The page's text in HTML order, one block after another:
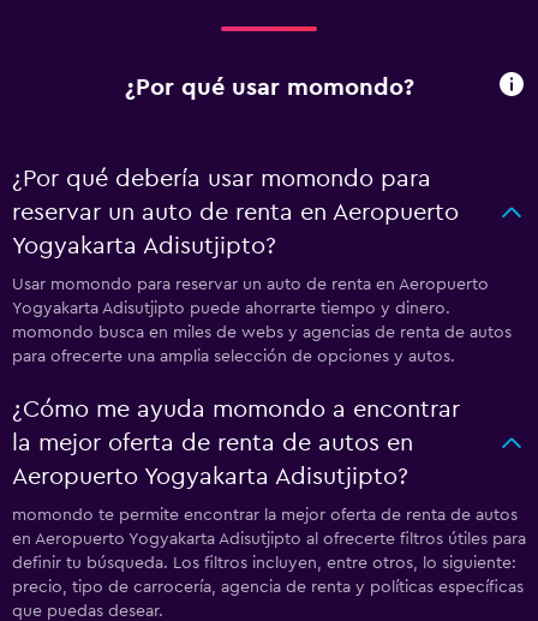
¿Por qué usar momondo?
¿Por qué debería usar momondo para
reservar un auto de renta en Aeropuerto
Yogyakarta Adisutjipto?
Usar momondo para reservar un auto de renta en Aeropuerto
Yogyakarta Adisutjipto puede ahorrarte tiempo y dinero.
momondo busca en miles de webs y agencias de renta de autos
para ofrecerte una amplia selección de opciones y autos.
¿Cómo me ayuda momondo a encontrar
la mejor oferta de renta de autos en
Aeropuerto Yogyakarta Adisutjipto?
momondo te permite encontrar la mejor oferta de renta de autos
en Aeropuerto Yogyakarta Adisutjipto al ofrecerte filtros útiles para
definir tu búsqueda. Los filtros incluyen, entre otros, lo siguiente:
precio, tipo de carrocería, agencia de renta y políticas específicas
que puedas desear.